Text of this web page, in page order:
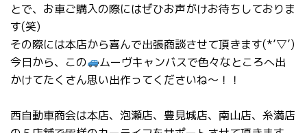
とで、お車ご購入の際にはぜひお声がけお待ちしておりま
す(笑)
その際には本店から喜んで出張商談させて頂きます(*’▽’)
今日から、この
ムーヴキャンバスで色々なところへ出
かけてたくさん思い出作ってくださいね～！！
西自動車商会は本店、泡瀬店、豊見城店、南山店、糸満店